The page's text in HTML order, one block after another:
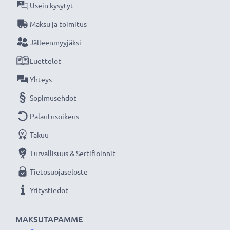
MAKSUTAPAMME
Usein kysytyt
Maksu ja toimitus
Jälleenmyyjäksi
Luettelot
Yhteys
Sopimusehdot
Palautusoikeus
Takuu
Turvallisuus & Sertifioinnit
Tietosuojaseloste
Yritystiedot